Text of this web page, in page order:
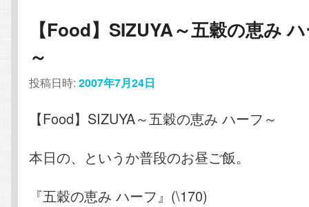
コ
ン
テ
ン
ツ
へ
ン
テ
ン
ツ
へ
移
【Food】SIZUYA～五穀の恵み
～
投稿日時:2007年7月24日
【Food】SIZUYA～五穀の恵み ハーフ～
本日の、というか普段のお昼ご飯。
『五穀の恵み ハーフ』(\170)